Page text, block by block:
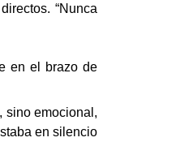
“Nunca
en el brazo de
sino emocional,
en silencio